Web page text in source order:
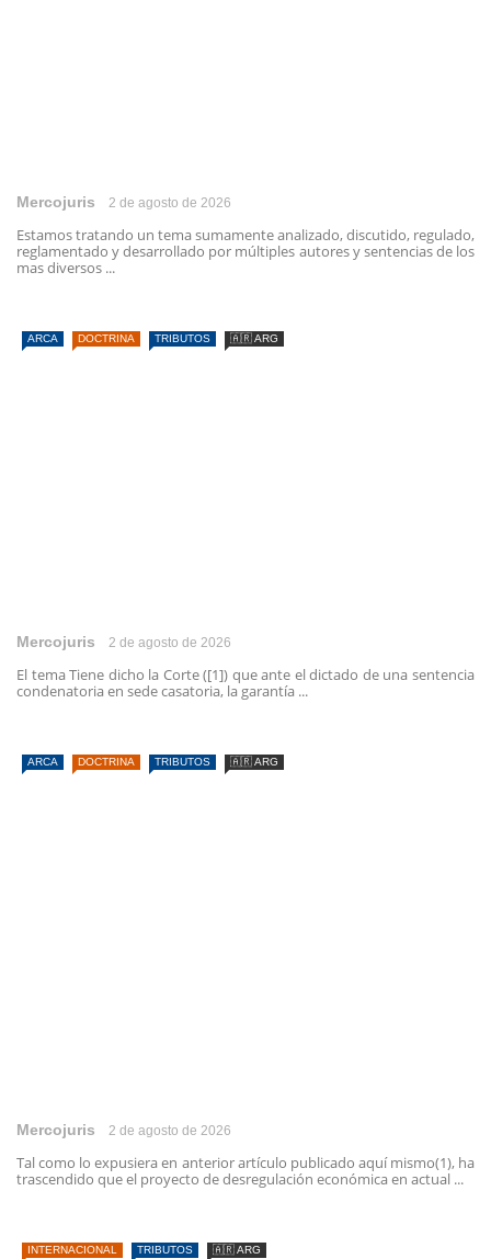
Mercojuris 2 de agosto de 2026
Estamos tratando un tema sumamente analizado, discutido, regulado,
reglamentado y desarrollado por múltiples autores y sentencias de los
mas diversos ...
ARCA DOCTRINA TRIBUTOS 🇦🇷 ARG
Mercojuris 2 de agosto de 2026
El tema Tiene dicho la Corte ([1]) que ante el dictado de una sentencia
condenatoria en sede casatoria, la garantía ...
ARCA DOCTRINA TRIBUTOS 🇦🇷 ARG
Mercojuris 2 de agosto de 2026
Tal como lo expusiera en anterior artículo publicado aquí mismo(1), ha
trascendido que el proyecto de desregulación económica en actual ...
INTERNACIONAL TRIBUTOS 🇦🇷 ARG